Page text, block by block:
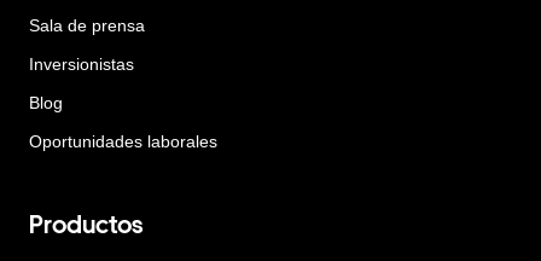
Sala de prensa
Inversionistas
Blog
Oportunidades laborales
Productos